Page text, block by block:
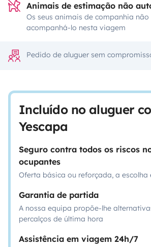
Animais de estimação não
Os seus animais de companhia
acompanhá-lo nesta viagem
Pedido de aluguer sem
Incluído no aluguer
Yescapa
Seguro contra todos os riscos
ocupantes
Oferta básica ou reforçada, a escolha
Garantia de partida
A nossa equipa propõe-lhe
percalços de última hora
Assistência em viagem 24h/7